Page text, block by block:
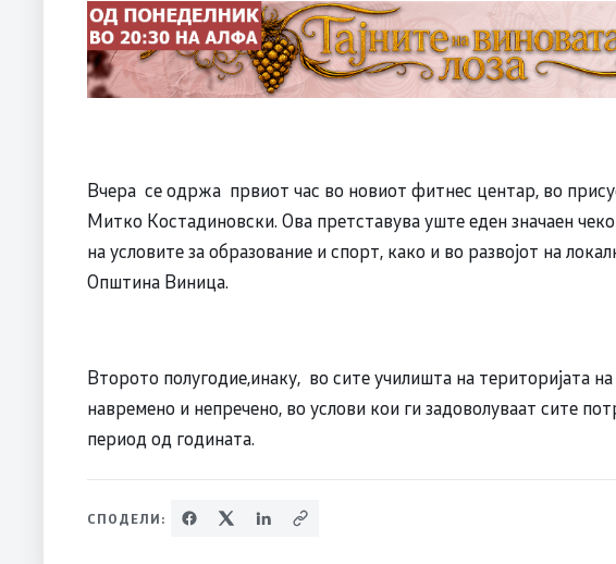
Вчера се одржа првиот час во новиот фитнес центар, во
Митко Костадиновски. Ова претставува уште еден значаен
на условите за образование и спорт, како и во развојот на
Општина Виница.
Второто полугодие,инаку, во сите училишта на територијата
навремено и непречено, во услови кои ги задоволуваат сите
период од годината.
СПОДЕЛИ: